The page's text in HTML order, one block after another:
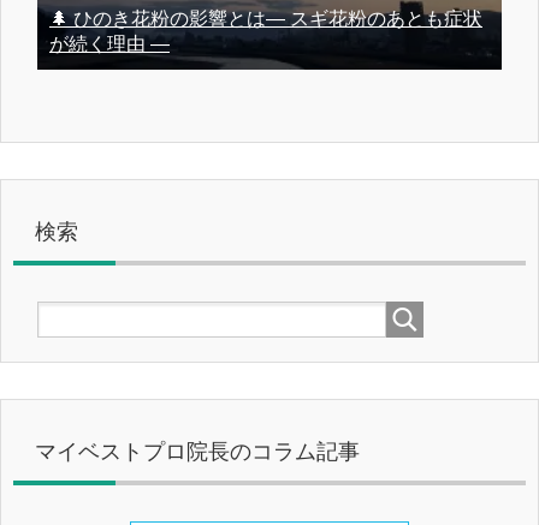
🌲 ひのき花粉の影響とは― スギ花粉のあとも症状
が続く理由 ―
検索
マイベストプロ院長のコラム記事